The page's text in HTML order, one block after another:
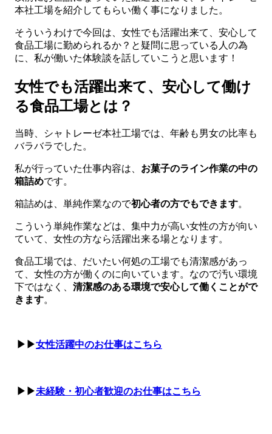
本社工場を紹介してもらい働く事になりました。
そういうわけで今回は、女性でも活躍出来て、安心して
食品工場に勤められるか？と疑問に思っている人の為
に、私が働いた体験談を話していこうと思います！
女性でも活躍出来て、安心して働け
る食品工場とは？
当時、シャトレーゼ本社工場では、年齢も男女の比率も
バラバラでした。
私が行っていた仕事内容は、 お菓子のライン作業の中の
箱詰めです。
箱詰めは、単純作業なので初心者の方でもできます。
こういう単純作業などは、集中力が高い女性の方が向い
ていて、女性の方なら活躍出来る場となります。
食品工場では、だいたい何処の工場でも清潔感があっ
て、女性の方が働くのに向いています。なので汚い環境
下ではなく、 清潔感のある環境で安心して働くことがで
きます。
▶▶女性活躍中のお仕事はこちら
▶▶未経験・初心者歓迎のお仕事はこちら